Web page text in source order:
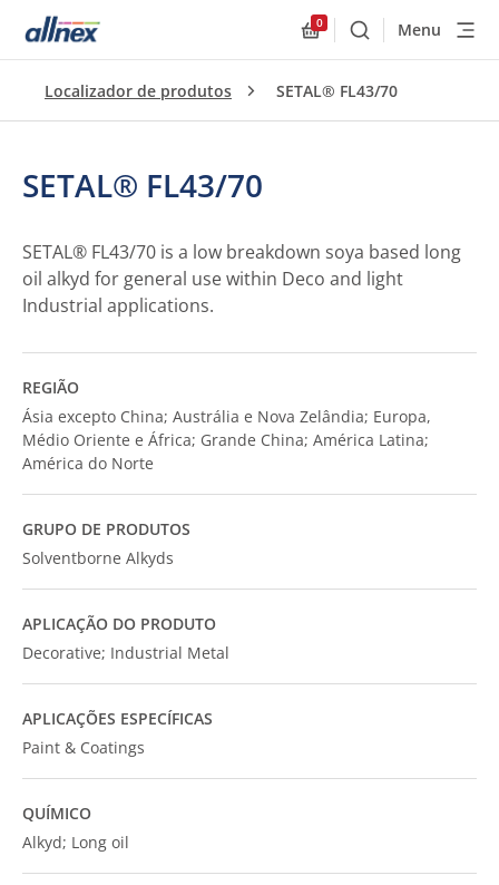
0
BuscarMenu
Localizador de produtos SETAL® FL43/70
SETAL® FL43/70
SETAL® FL43/70 is a low breakdown soya based long
oil alkyd for general use within Deco and light
Industrial applications.
REGIÃO
Ásia excepto China; Austrália e Nova Zelândia; Europa,
Médio Oriente e África; Grande China; América Latina;
América do Norte
GRUPO DE PRODUTOS
Solventborne Alkyds
APLICAÇÃO DO PRODUTO
Decorative; Industrial Metal
APLICAÇÕES ESPECÍFICAS
Paint & Coatings
QUÍMICO
Alkyd; Long oil